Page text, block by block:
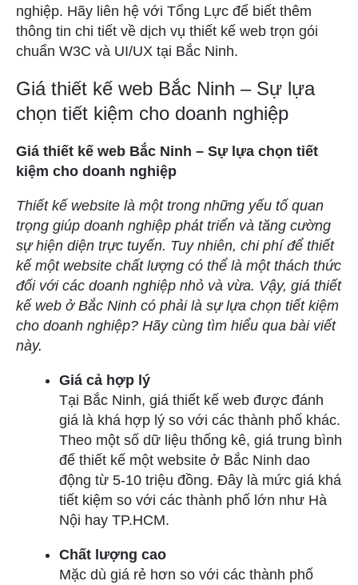
nghiệp. Hãy liên hệ với Tổng Lực để biết thêm
thông tin chi tiết về dịch vụ thiết kế web trọn gói
chuẩn W3C và UI/UX tại Bắc Ninh.
Giá thiết kế web Bắc Ninh – Sự lựa
chọn tiết kiệm cho doanh nghiệp
Giá thiết kế web Bắc Ninh – Sự lựa chọn tiết
kiệm cho doanh nghiệp
Thiết kế website là một trong những yếu tố quan
trọng giúp doanh nghiệp phát triển và tăng cường
sự hiện diện trực tuyến. Tuy nhiên, chi phí để thiết
kế một website chất lượng có thể là một thách thức
đối với các doanh nghiệp nhỏ và vừa. Vậy, giá thiết
kế web ở Bắc Ninh có phải là sự lựa chọn tiết kiệm
cho doanh nghiệp? Hãy cùng tìm hiểu qua bài viết
này.
Giá cả hợp lý
Tại Bắc Ninh, giá thiết kế web được đánh
giá là khá hợp lý so với các thành phố khác.
Theo một số dữ liệu thống kê, giá trung bình
để thiết kế một website ở Bắc Ninh dao
động từ 5-10 triệu đồng. Đây là mức giá khá
tiết kiệm so với các thành phố lớn như Hà
Nội hay TP.HCM.
Chất lượng cao
Mặc dù giá rẻ hơn so với các thành phố